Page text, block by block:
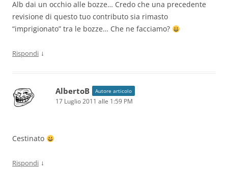
Alb dai un occhio alle bozze… Credo che una precedente
revisione di questo tuo contributo sia rimasto
“imprigionato” tra le bozze… Che ne facciamo?
Rispondi ↓
AlbertoB Autore articolo
17 Luglio 2011 alle 1:59 PM
Cestinato
Rispondi ↓